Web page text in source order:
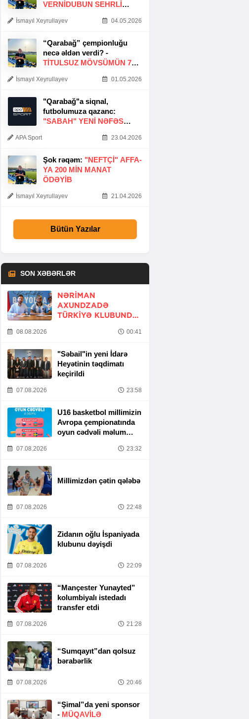
VERNİDUBUN SEHRLİ
İsmayıl Xeyrullayev 04.05.2026
“Qarabağ” çempionluğu
necə əldən verdi? -
TITULSUZ MÖVSÜMÜN 7
İsmayıl Xeyrullayev 01.05.2026
"Qarabağ"a siqnal,
futbolumuza qazanc:
"SABAH" YENI NƏFƏS
APA Sport 23.04.2026
Şok rəqəm: "NEFTÇI" AFFA-
YA 200 MIN MANAT
ÖDƏYIB
İsmayıl Xeyrullayev 21.04.2026
Bütün Yazılar
SON XƏBƏRLƏR
NƏRIMAN
AXUNDZADƏ
TÜRKIYƏ KLUBUNDA
08.08.2026 00:41
"Səbail"in yeni İdarə
Heyətinin təqdimatı
keçirildi
07.08.2026 23:58
U16 basketbol millimizin
Avropa çempionatında
oyun cədvəli məlum
07.08.2026 23:32
Millimizdən çətin qələbə
07.08.2026 22:48
Zidanın oğlu İspaniyada
klubunu dəyişdi
07.08.2026 22:09
“Mançester Yunayted”
kolumbiyalı istedadı
transfer etdi
07.08.2026 21:28
“Sumqayıt”dan qolsuz
bərabərlik
07.08.2026 20:46
“Şimal”da yeni sponsor
- MÜQAVİLƏ